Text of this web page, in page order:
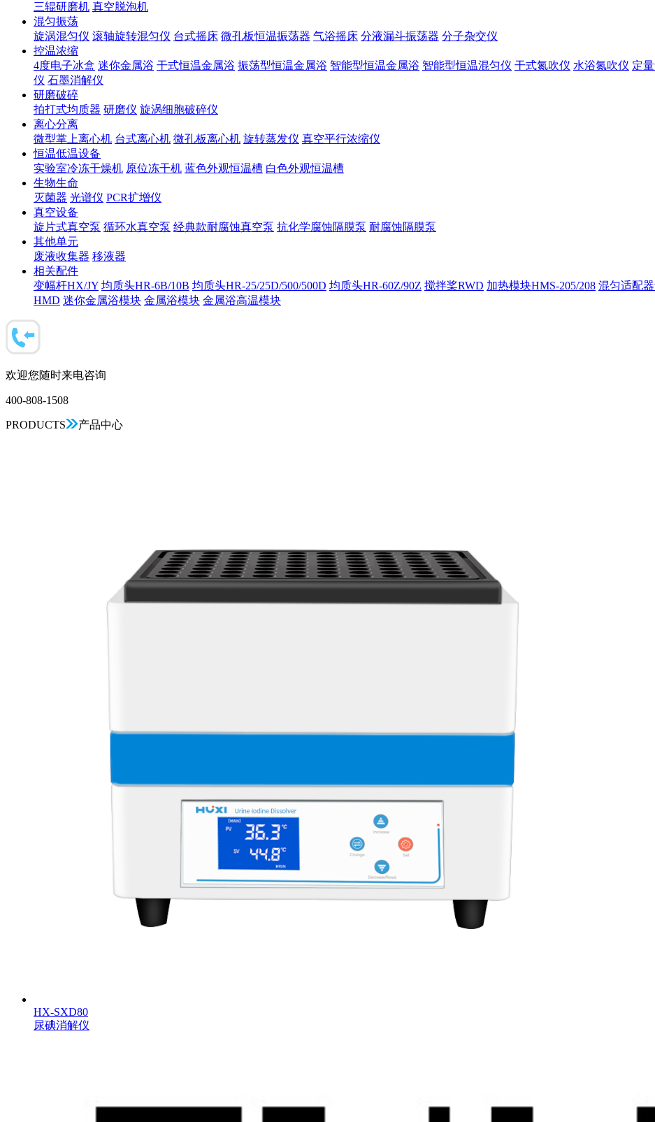
三辊研磨机 真空脱泡机
混匀振荡
旋涡混匀仪 滚轴旋转混匀仪 台式摇床 微孔板恒温振荡器 气浴摇床 分液漏斗振荡器 分子杂交仪
控温浓缩
4度电子冰盒 迷你金属浴 干式恒温金属浴 振荡型恒温金属浴 智能型恒温金属浴 智能型恒温混匀仪 干式氮吹仪 水浴氮吹仪 定
仪 石墨消解仪
研磨破碎
拍打式均质器 研磨仪 旋涡细胞破碎仪
离心分离
微型掌上离心机 台式离心机 微孔板离心机 旋转蒸发仪 真空平行浓缩仪
恒温低温设备
实验室冷冻干燥机 原位冻干机 蓝色外观恒温槽 白色外观恒温槽
生物生命
灭菌器 光谱仪 PCR扩增仪
真空设备
旋片式真空泵 循环水真空泵 经典款耐腐蚀真空泵 抗化学腐蚀隔膜泵 耐腐蚀隔膜泵
其他单元
废液收集器 移液器
相关配件
变幅杆HX/JY 均质头HR-6B/10B 均质头HR-25/25D/500/500D 均质头HR-60Z/90Z 搅拌桨RWD 加热模块HMS-205/208 混匀适配
HMD 迷你金属浴模块 金属浴模块 金属浴高温模块
欢迎您随时来电咨询
400-808-1508
PRODUCTS 产品中心
HX-SXD80
尿碘消解仪